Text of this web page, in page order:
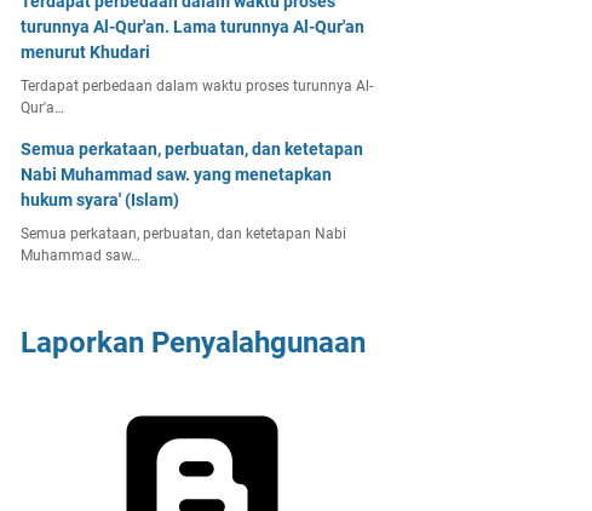
turunnya Al-Qur'an. Lama turunnya Al-Qur'an
menurut Khudari
Terdapat perbedaan dalam waktu proses turunnya Al-
Qur'a…
Semua perkataan, perbuatan, dan ketetapan
Nabi Muhammad saw. yang menetapkan
hukum syara' (Islam)
Semua perkataan, perbuatan, dan ketetapan Nabi
Muhammad saw…
Laporkan Penyalahgunaan